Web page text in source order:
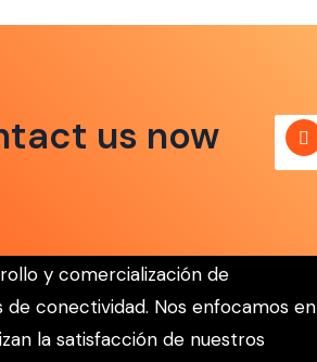
us now
y comercialización de
conectividad. Nos enfocamos en
la satisfacción de nuestros